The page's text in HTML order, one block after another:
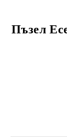
Пъзел